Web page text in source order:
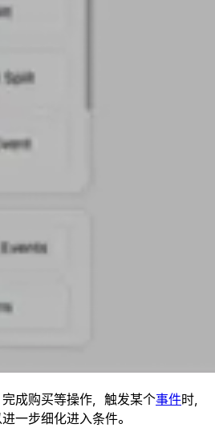
成购买等操作，触发某个事件时，
一步细化进入条件。